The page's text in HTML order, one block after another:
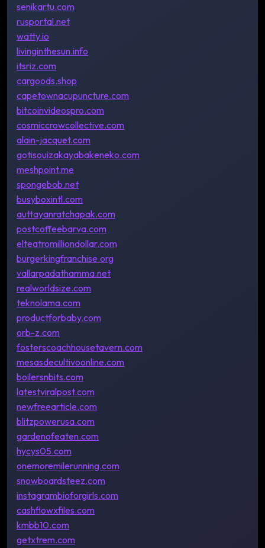
senikartu.com
rusportal.net
watty.io
livinginthesun.info
itsriz.com
cargoods.shop
capetownacupuncture.com
bitcoinvideospro.com
cosmiccrowcollective.com
alain-jacquet.com
gotisouizakayabakeneko.com
meshpoint.me
spongebob.net
busyboxintl.com
auttayanratchapak.com
postcoffeebarva.com
elteatromilliondollar.com
burgerkingfranchise.org
vallarpadathamma.net
realworldsize.com
teknolama.com
productforbaby.com
orb-z.com
fosterscoachhousetavern.com
mesasdecultivoonline.com
boilersnbits.com
latestviralpost.com
newfreearticle.com
blitzpowerusa.com
gardenofeaten.com
hycys05.com
onemoremilerunning.com
snowboardsteez.com
instagrambioforgirls.com
cashflowxfiles.com
kmbb10.com
getxtrem.com